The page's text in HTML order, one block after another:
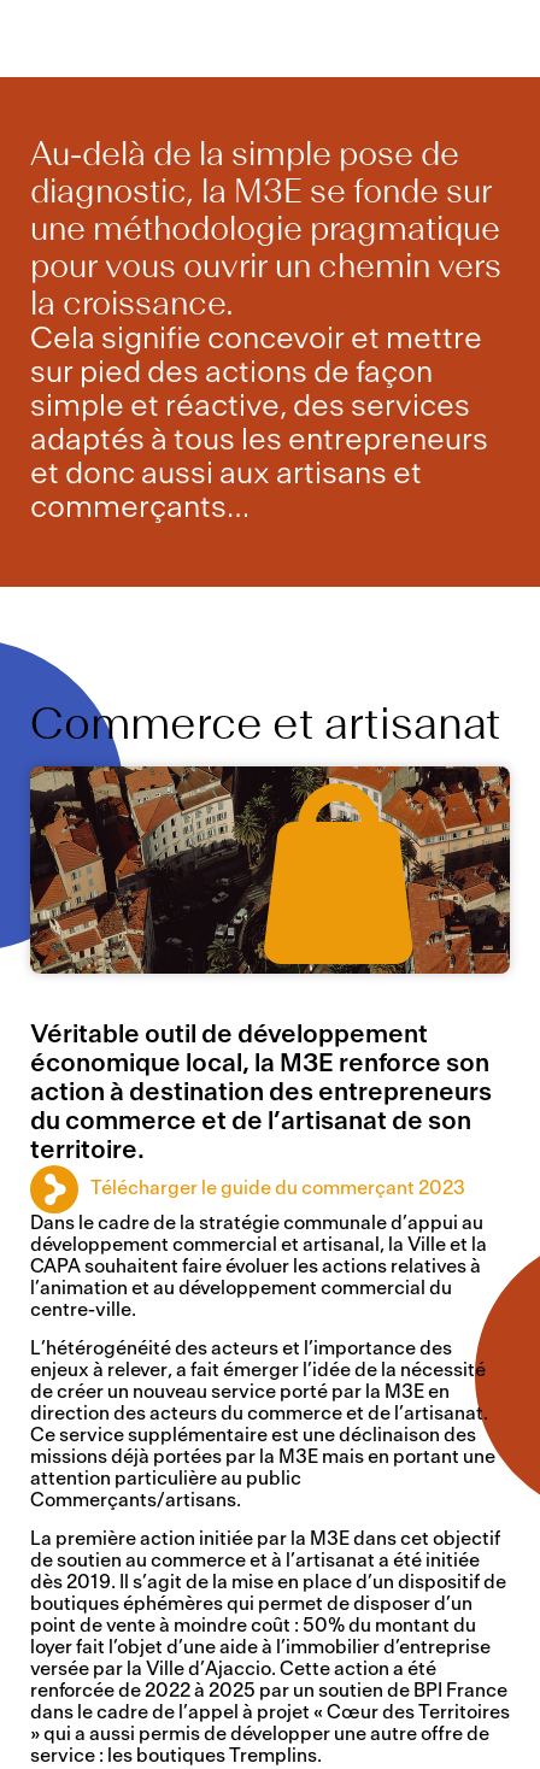
Au-delà de la simple pose de
diagnostic, la M3E se fonde sur
une méthodologie pragmatique
pour vous ouvrir un chemin vers
la croissance.
Cela signifie concevoir et mettre
sur pied des actions de façon
simple et réactive, des services
adaptés à tous les entrepreneurs
et donc aussi aux artisans et
commerçants…
Commerce et artisanat
Véritable outil de développement
économique local, la M3E renforce son
action à destination des entrepreneurs
du commerce et de l’artisanat de son
territoire.
Télécharger le guide du commerçant 2023
Dans le cadre de la stratégie communale d’appui au
développement commercial et artisanal, la Ville et la
CAPA souhaitent faire évoluer les actions relatives à
l’animation et au développement commercial du
centre-ville.
L’hétérogénéité des acteurs et l’importance des
enjeux à relever, a fait émerger l’idée de la nécessité
de créer un nouveau service porté par la M3E en
direction des acteurs du commerce et de l’artisanat.
Ce service supplémentaire est une déclinaison des
missions déjà portées par la M3E mais en portant une
attention particulière au public
Commerçants/artisans.
La première action initiée par la M3E dans cet objectif
de soutien au commerce et à l’artisanat a été initiée
dès 2019. Il s’agit de la mise en place d’un dispositif de
boutiques éphémères qui permet de disposer d’un
point de vente à moindre coût : 50% du montant du
loyer fait l’objet d’une aide à l’immobilier d’entreprise
versée par la Ville d’Ajaccio. Cette action a été
renforcée de 2022 à 2025 par un soutien de BPI France
dans le cadre de l’appel à projet « Cœur des Territoires
» qui a aussi permis de développer une autre offre de
service : les boutiques Tremplins.